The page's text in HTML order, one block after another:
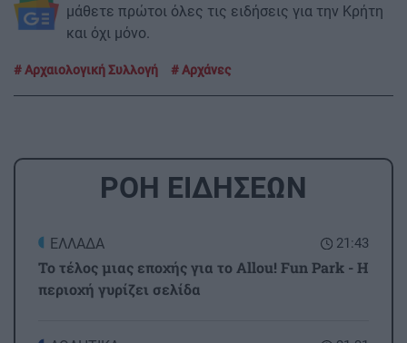
μάθετε πρώτοι όλες τις ειδήσεις για την Κρήτη
και όχι μόνο.
Αρχαιολογική Συλλογή Αρχάνες
ΡΟΗ ΕΙΔΗΣΕΩΝ
21:43
ΕΛΛΑΔΑ
Το τέλος μιας εποχής για το Allou! Fun Park - Η
περιοχή γυρίζει σελίδα